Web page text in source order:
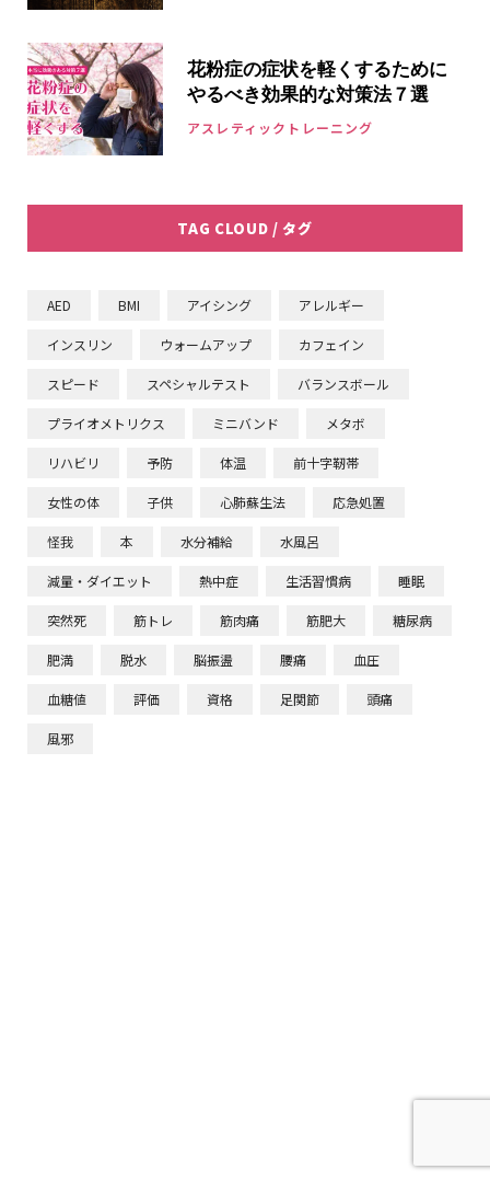
花粉症の症状を軽くするために
やるべき効果的な対策法７選
アスレティックトレーニング
TAG CLOUD / タグ
AED BMI アイシング アレルギー
インスリン ウォームアップ カフェイン
スピード スペシャルテスト バランスボール
プライオメトリクス ミニバンド メタボ
リハビリ 予防 体温 前十字靭帯
女性の体 子供 心肺蘇生法 応急処置
怪我 本 水分補給 水風呂
減量・ダイエット 熱中症 生活習慣病 睡眠
突然死 筋トレ 筋肉痛 筋肥大 糖尿病
肥満 脱水 脳振盪 腰痛 血圧
血糖値 評価 資格 足関節 頭痛
風邪